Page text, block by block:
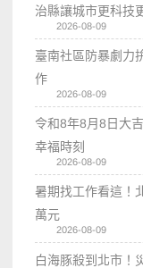
治縣讓城市更科技
2026-08-09
臺南社區防暴劇力
作
2026-08-09
令和8年8月8日大
幸福時刻
2026-08-09
暑期找工作看這！
萬元
2026-08-09
白海豚殺到北市